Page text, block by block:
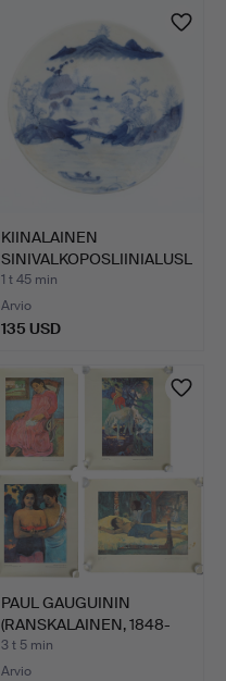
KIINALAINEN
SINIVALKOPOSLIINIALUSL
AUTANEN,…
1 t 45 min
Arvio
135 USD
PAUL GAUGUININ
(RANSKALAINEN, 1848-
1903) J…
3 t 5 min
Arvio